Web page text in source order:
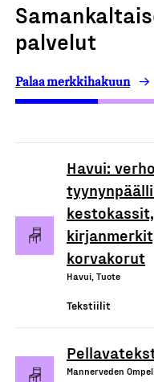
palvelut
Palaa merkkihakuun
Havui:
korvakorut
Havui, Tuote
Tekstiilit
Mannerveden